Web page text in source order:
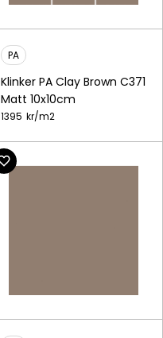
PA
Klinker PA Clay Brown C371
Matt 10x10cm
1395 kr/m2